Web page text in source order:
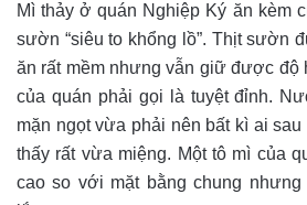
Mì thảy ở quán Nghiệp Ký ăn kèm
sườn “siêu to khổng lồ”. Thịt sườn
ăn rất mềm nhưng vẫn giữ được độ
của quán phải gọi là tuyệt đỉnh.
mặn ngọt vừa phải nên bất kì ai
thấy rất vừa miệng. Một tô mì của
cao so với mặt bằng chung